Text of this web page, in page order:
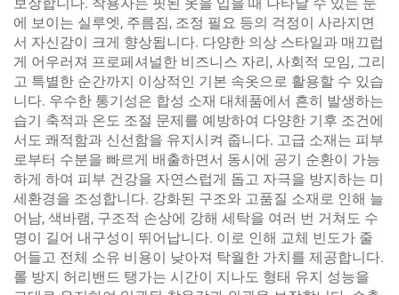
에 보이는 실루엣, 주름짐, 조정 필요 등의 걱정이 사라지면
서 자신감이 크게 향상됩니다. 다양한 의상 스타일과 매끄럽
게 어우러져 프로페셔널한 비즈니스 자리, 사회적 모임, 그리
고 특별한 순간까지 이상적인 기본 속옷으로 활용할 수 있습
니다. 우수한 통기성은 합성 소재 대체품에서 흔히 발생하는
습기 축적과 온도 조절 문제를 예방하여 다양한 기후 조건에
서도 쾌적함과 신선함을 유지시켜 줍니다. 고급 소재는 피부
로부터 수분을 빠르게 배출하면서 동시에 공기 순환이 가능
하게 하여 피부 건강을 자연스럽게 돕고 자극을 방지하는 미
세환경을 조성합니다. 강화된 구조와 고품질 소재로 인해 늘
어남, 색바램, 구조적 손상에 강해 세탁을 여러 번 거쳐도 수
명이 길어 내구성이 뛰어납니다. 이로 인해 교체 빈도가 줄
어들고 전체 소유 비용이 낮아져 탁월한 가치를 제공합니다.
롤 방지 허리밴드 탱가는 시간이 지나도 형태 유지 성능을